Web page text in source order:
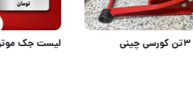
جک سوسماری ۳تن کورسی چینی